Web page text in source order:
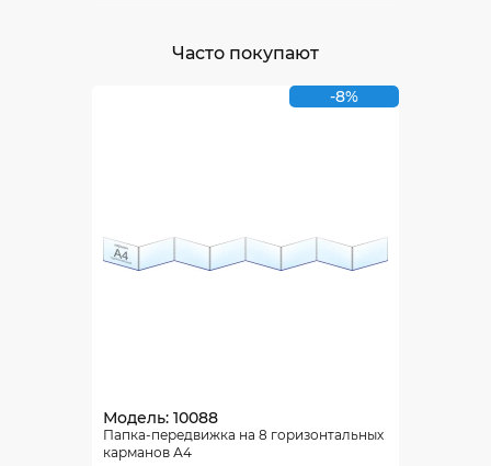
Часто покупают
-8%
Модель: 10088
Папка-передвижка на 8 горизонтальных
карманов А4